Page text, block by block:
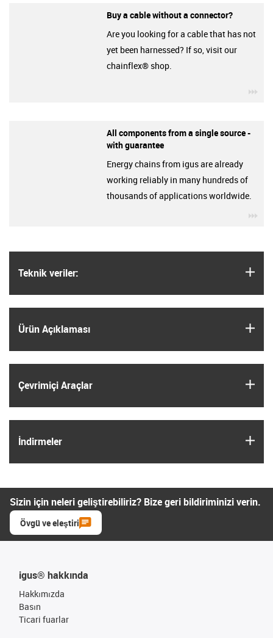
Teknik veriler:
Ürün Açıklaması
Çevrimiçi Araçlar
İndirmeler
Buy a cable without a connector?
Are you looking for a cable that has not
yet been harnessed? If so, visit our
chainflex® shop.
All components from a single source -
with guarantee
Energy chains from igus are already
working reliably in many hundreds of
thousands of applications worldwide.
Sizin için neleri geliştirebiliriz? Bize geri bildiriminizi verin.
Övgü ve eleştiri
igus® hakkında
Hakkımızda
Basın
Ticari fuarlar